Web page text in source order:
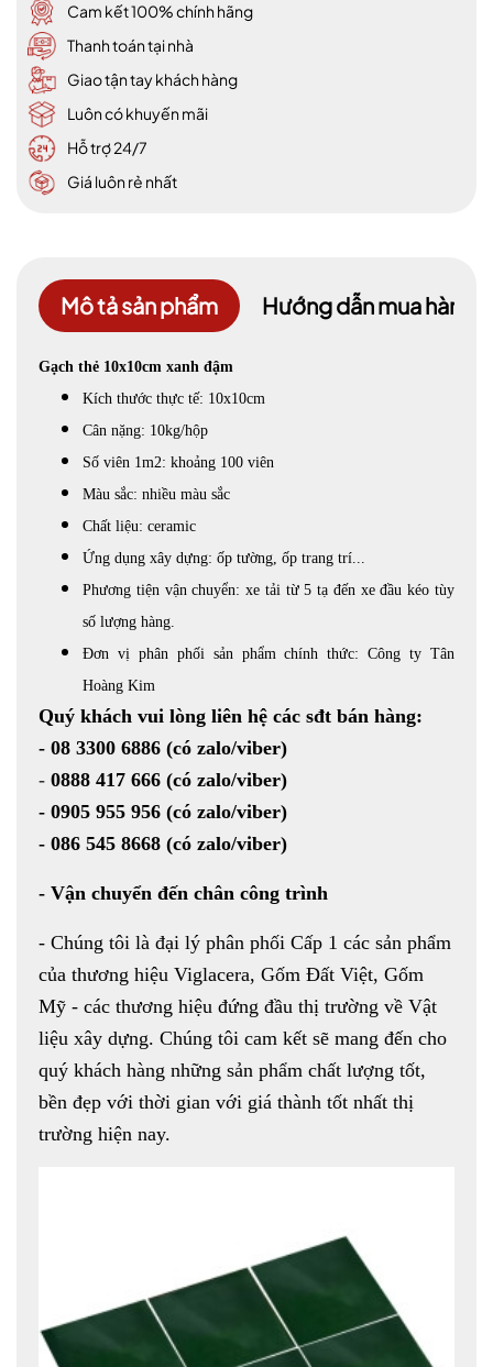
Cam kết 100% chính hãng
Thanh toán tại nhà
Giao tận tay khách hàng
Luôn có khuyến mãi
Hỗ trợ 24/7
Giá luôn rẻ nhất
Mô tả sản phẩm Hướng dẫn mua hàng
Gạch thẻ 10x10cm xanh đậm
Kích thước thực tế: 10x10cm
Cân nặng: 10kg/hộp
Số viên 1m2: khoảng 100 viên
Màu sắc: nhiều màu sắc
Chất liệu: ceramic
Ứng dụng xây dựng: ốp tường, ốp trang trí...
Phương tiện vận chuyển: xe tải từ 5 tạ đến xe đầu kéo tùy
số lượng hàng.
Đơn vị phân phối sản phẩm chính thức: Công ty Tân
Hoàng Kim
Quý khách vui lòng liên hệ các sđt bán hàng:
- 08 3300 6886 (có zalo/viber)
- 0888 417 666 (có zalo/viber)
- 0905 955 956 (có zalo/viber)
- 086 545 8668 (có zalo/viber)
- Vận chuyển đến chân công trình
- Chúng tôi là đại lý phân phối Cấp 1 các sản phẩm
của thương hiệu Viglacera, Gốm Đất Việt, Gốm
Mỹ - các thương hiệu đứng đầu thị trường về Vật
liệu xây dựng. Chúng tôi cam kết sẽ mang đến cho
quý khách hàng những sản phẩm chất lượng tốt,
bền đẹp với thời gian với giá thành tốt nhất thị
trường hiện nay.